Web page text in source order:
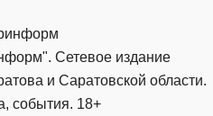
Сетевое издание
и Саратовской области.
события. 18+